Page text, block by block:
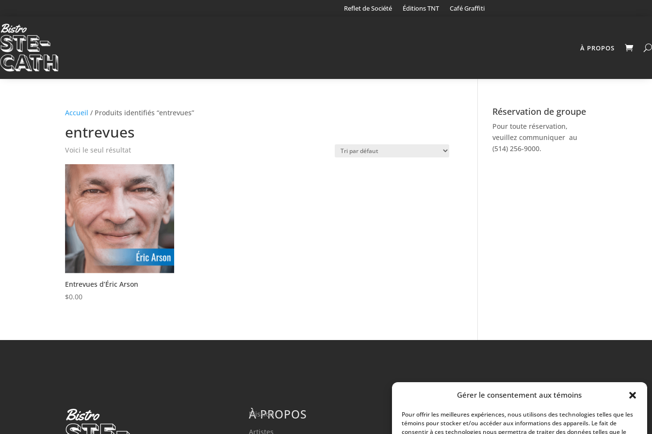
Gérer le consentement aux témoins
Pour offrir les meilleures expériences, nous utilisons des technologies telles que les
témoins pour stocker et/ou accéder aux informations des appareils. Le fait de
consentir à ces technologies nous permettra de traiter des données telles que le
Reflet de Société Éditions TNT Café Graffiti
À PROPOS
Accueil / Produits identifiés “entrevues”
entrevues
Voici le seul résultat
Entrevues d’Éric Arson
$0.00
Réservation de groupe
Pour toute réservation,
veuillez communiquer au
(514) 256-9000.
À PROPOS
Mission
Artistes